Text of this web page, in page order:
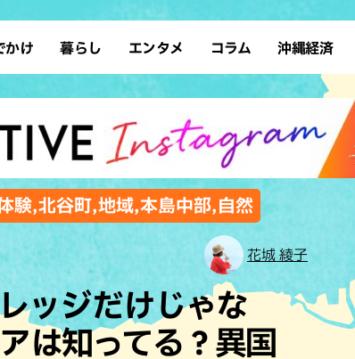
沖縄そば
カフェ
和食・日本料理
アジア・エスニック
イタリアン
フレンチ
焼鳥・串料理
居酒屋・バー
かけ
ト ドライブ
歩 ソロ活
史 体験
ナ 公園
の海
暮らし
レシピ SDGs
ファッション ローカルニュース
沖縄移住 沖縄旧暦行事
エンタメ
スポーツ 占い
タレント・芸人 テレビ
コラム 沖縄経済
験,北谷町,地域,本島中部,自然
花城 綾子
ッジだけじゃな
は知ってる？異国